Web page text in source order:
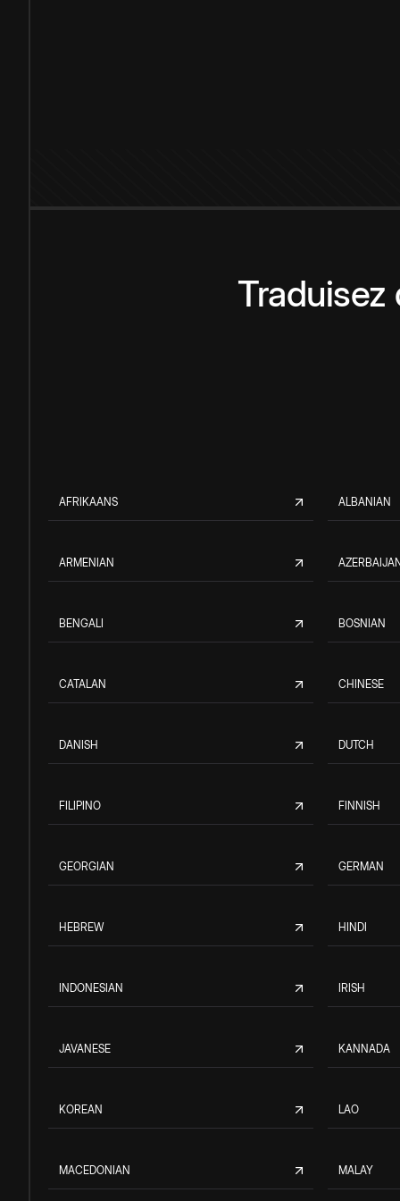
Traduisez
AFRIKAANS ALBANIAN
ARMENIAN
BENGALI BOSNIAN
CATALAN CHINESE
DANISH DUTCH
FILIPINO FINNISH
GEORGIAN GERMAN
HEBREW HINDI
INDONESIAN IRISH
JAVANESE KANNADA
KOREAN LAO
MACEDONIAN MALAY